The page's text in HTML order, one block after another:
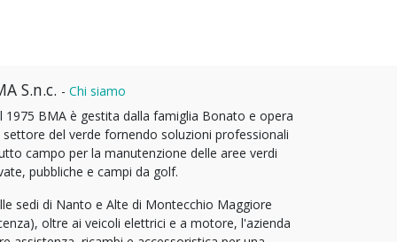
S.n.c. - Chi siamo
1975 BMA è gestita dalla famiglia Bonato e opera
settore del verde fornendo soluzioni professionali
campo per la manutenzione delle aree verdi
pubbliche e campi da golf.
sedi di Nanto e Alte di Montecchio Maggiore
oltre ai veicoli elettrici e a motore, l'azienda